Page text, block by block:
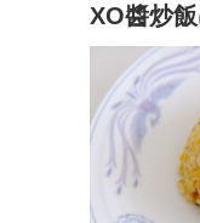
XO醬炒